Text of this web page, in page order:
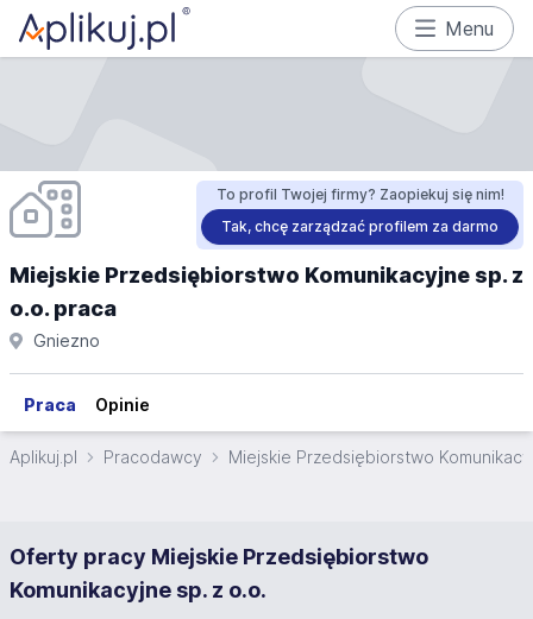
Menu
To profil Twojej firmy? Zaopiekuj się nim!
Tak, chcę zarządzać profilem za darmo
Miejskie Przedsiębiorstwo Komunikacyjne sp. z
o.o. praca
Gniezno
Praca Opinie
Aplikuj.pl Pracodawcy Miejskie Przedsiębiorstwo
Oferty pracy Miejskie Przedsiębiorstwo
Komunikacyjne sp. z o.o.